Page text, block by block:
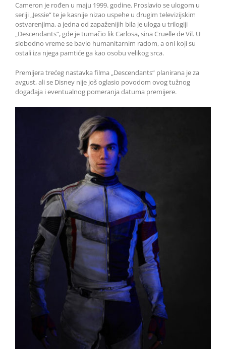
Cameron je rođen u maju 1999. godine. Proslavio se ulogom u
seriji „Jessie“ te je kasnije nizao uspehe u drugim televizijskim
ostvarenjima, a jedna od zapaženijih bila je uloga u trilogiji
„Descendants“, gde je tumačio lik Carlosa, sina Cruelle de Vil. U
slobodno vreme se bavio humanitarnim radom, a oni koji su
ostali iza njega pamtiće ga kao osobu velikog srca.
Premijera trećeg nastavka filma „Descendants“ planirana je za
avgust, ali se Disney nije još oglasio povodom ovog tužnog
događaja i eventualnog pomeranja datuma premijere.